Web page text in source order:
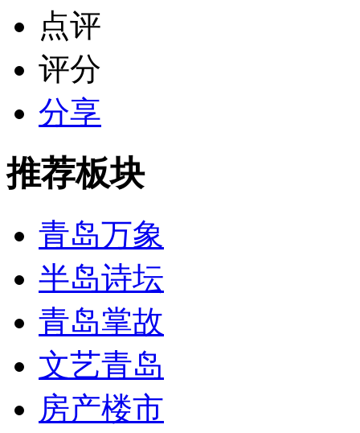
点评
评分
分享
推荐板块
青岛万象
半岛诗坛
青岛掌故
文艺青岛
房产楼市